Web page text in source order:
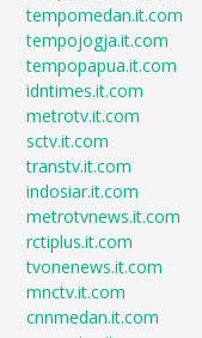
tempomedan.it.com
tempojogja.it.com
tempopapua.it.com
idntimes.it.com
metrotv.it.com
sctv.it.com
transtv.it.com
indosiar.it.com
metrotvnews.it.com
rctiplus.it.com
tvonenews.it.com
mnctv.it.com
cnnmedan.it.com